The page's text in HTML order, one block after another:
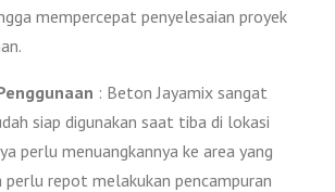
mempercepat penyelesaian proyek
: Beton Jayamix sangat
siap digunakan saat tiba di lokasi
perlu menuangkannya ke area yang
perlu repot melakukan pencampuran